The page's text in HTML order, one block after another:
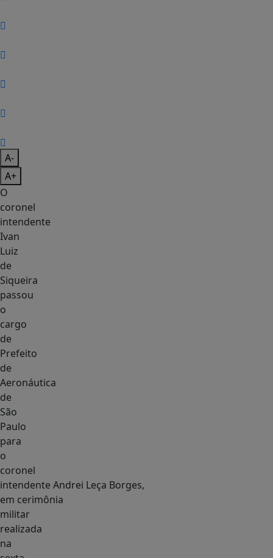
A-
A+
O
coronel
intendente
Ivan
Luiz
de
Siqueira
passou
o
cargo
de
Prefeito
de
Aeronáutica
de
São
Paulo
para
o
coronel
intendente Andrei Leça Borges,
em cerimônia
militar
realizada
na